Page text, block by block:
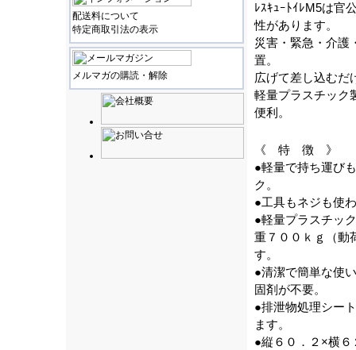
配送料について
特定商取引法の表示
メルマガの購読・解除
ﾚｽｷｭｰﾄｲﾚM5は官
性があります。
災害・緊急・介護
置。
広げて差し込むだ
軽量プラスチッ
便利。
《 特 徴 》
●軽量で持ち運び
ク。
●工具もネジも使
●軽量プラスチッ
重７００ｋｇ（
す。
●清潔で簡単な使
固剤が不要。
●排泄物処理シー
ます。
●縦６０．２×横